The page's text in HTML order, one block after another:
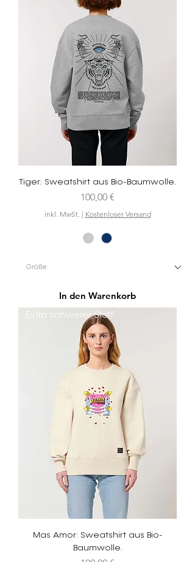
Tiger: Sweatshirt aus Bio-Baumwolle.
Preis
100,00 €
inkl. MwSt. | Kostenloser Versand
In den Warenkorb
Extra schwerer Stoff.
Mas Amor: Sweatshirt aus Bio-
Baumwolle.